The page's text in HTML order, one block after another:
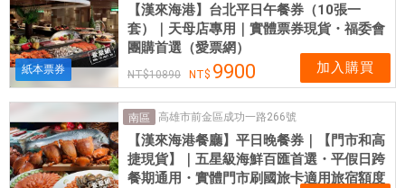
即
用
紙本票券
【漢來海港】台北平日午餐券（10張一
套）｜天母店專用｜實體票券現貨・福委會
團購首選（愛票網）
10890 9900 加入購買
南區 高雄市前金區成功一路266號
【漢來海港餐廳】平日晚餐券｜【門市和高
捷現貨】｜五星級海鮮百匯首選・平假日跨
餐期通用・實體門市刷國旅卡適用旅宿額度